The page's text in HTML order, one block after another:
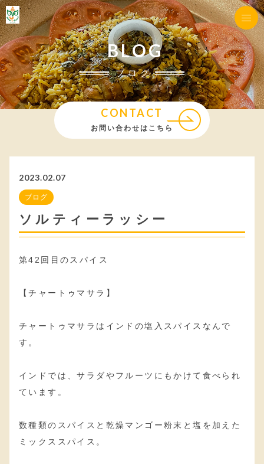
BLOG
ブログ
CONTACT
お問い合わせはこちら
2023.02.07
ブログ
ソルティーラッシー
第42回目のスパイス
【チャートゥマサラ】
チャートゥマサラはインドの塩入スパイスなんで
す。
インドでは、サラダやフルーツにもかけて食べられ
ています。
数種類のスパイスと乾燥マンゴー粉末と塩を加えた
ミックススパイス。